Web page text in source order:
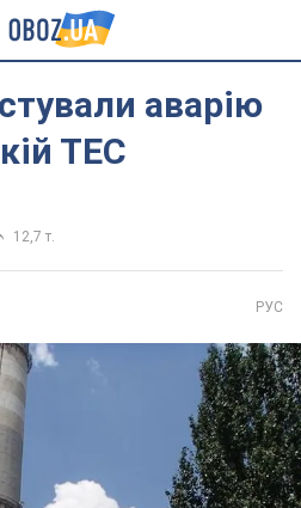
аварію
ТЕС
12,7 т.
РУС